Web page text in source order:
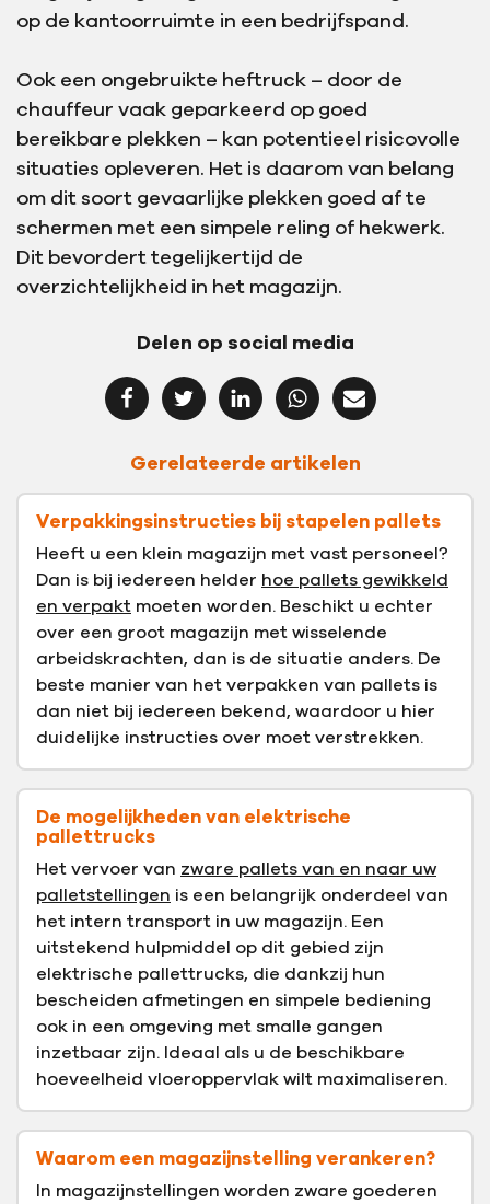
op de kantoorruimte in een bedrijfspand.
Ook een ongebruikte heftruck – door de
chauffeur vaak geparkeerd op goed
bereikbare plekken – kan potentieel risicovolle
situaties opleveren. Het is daarom van belang
om dit soort gevaarlijke plekken goed af te
schermen met een simpele reling of hekwerk.
Dit bevordert tegelijkertijd de
overzichtelijkheid in het magazijn.
Delen op social media
Gerelateerde artikelen
Verpakkingsinstructies bij stapelen pallets
Heeft u een klein magazijn met vast personeel?
Dan is bij iedereen helder hoe pallets gewikkeld
en verpakt moeten worden. Beschikt u echter
over een groot magazijn met wisselende
arbeidskrachten, dan is de situatie anders. De
beste manier van het verpakken van pallets is
dan niet bij iedereen bekend, waardoor u hier
duidelijke instructies over moet verstrekken.
De mogelijkheden van elektrische
pallettrucks
Het vervoer van zware pallets van en naar uw
palletstellingen is een belangrijk onderdeel van
het intern transport in uw magazijn. Een
uitstekend hulpmiddel op dit gebied zijn
elektrische pallettrucks, die dankzij hun
bescheiden afmetingen en simpele bediening
ook in een omgeving met smalle gangen
inzetbaar zijn. Ideaal als u de beschikbare
hoeveelheid vloeroppervlak wilt maximaliseren.
Waarom een magazijnstelling verankeren?
In magazijnstellingen worden zware goederen